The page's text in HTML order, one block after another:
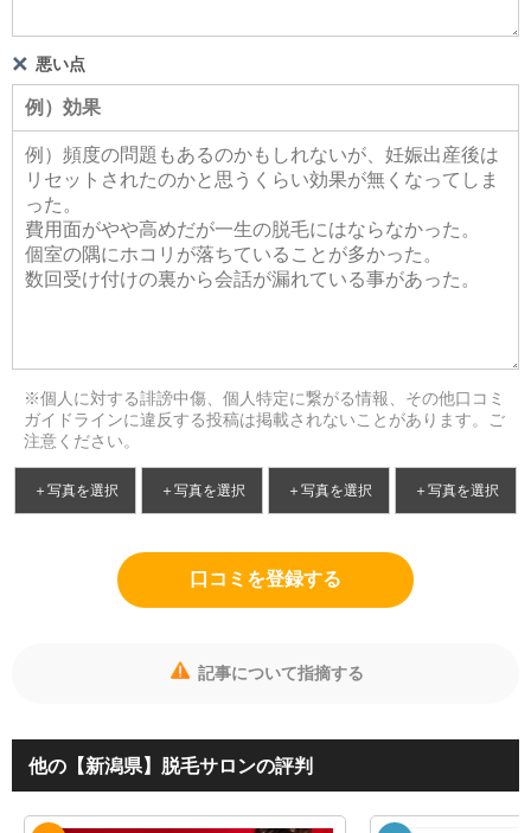
悪い点
※個人に対する誹謗中傷、個人特定に繋がる情報、その他口コミ
ガイドラインに違反する投稿は掲載されないことがあります。ご
注意ください。
＋写真を選択 ＋写真を選択 ＋写真を選択 ＋写真を選択
口コミを登録する
記事について指摘する
他の【新潟県】脱毛サロンの評判